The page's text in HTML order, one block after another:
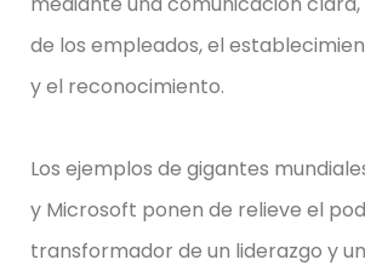
de los empleados, el
y el reconocimiento.
Los ejemplos de gigantes
y Microsoft ponen de relieve el
transformador de un liderazgo y